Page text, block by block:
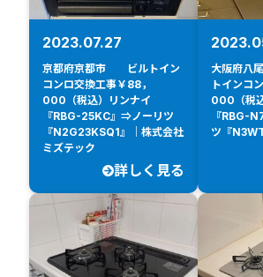
2023.07.27
京都府京都市 ビルトイン
コンロ交換工事￥88，
000（税込）リンナイ
『RBG-25KC』⇒ノーリツ
『N2G23KSQ1』｜株式会社
ミズテック
詳しく見る
大阪府八
トインコ
000（税
『RBG-
ツ『